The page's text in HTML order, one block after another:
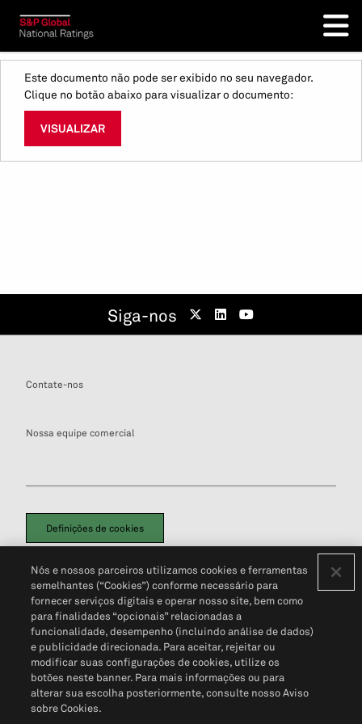
Este documento não pode ser exibido no seu navegador.
Clique no botão abaixo para visualizar o documento:
VISUALIZAR
Siga-nos
Contate-nos
Nossa equipe comercial
Definições de cookies
Política de PrivacidadePortal de privacidade do cliente (em inglês)
Não Venda Minhas Informações Pessoais© 2026 S&P Global
Nós e nossos parceiros utilizamos cookies e ferramentas
semelhantes (“Cookies”) conforme necessário para
fornecer serviços digitais e operar nosso site, bem como
para finalidades “opcionais” relacionadas a
funcionalidade, desempenho (incluindo análise de dados)
e publicidade direcionada. Para aceitar, rejeitar ou
modificar suas configurações de cookies, utilize os
botões neste banner. Para mais informações ou para
alterar sua escolha posteriormente, consulte nosso Aviso
sobre Cookies.